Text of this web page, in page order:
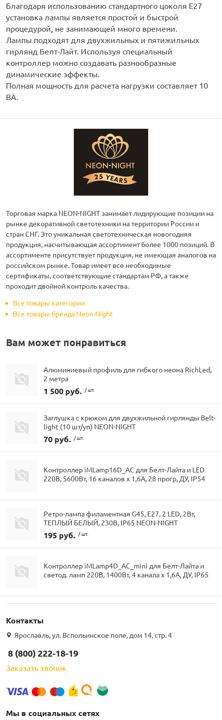
Благодаря использованию стандартного цоколя Е27
установка лампы является простой и быстрой
процедурой, не занимающей много времени.
Лампы подходят для двухжильных и пятижильных
гирлянд Белт-Лайт. Используя специальный
контроллер можно создавать разнообразные
динамические эффекты.
Полная мощность для расчета нагрузки составляет 10
ВА.
Торговая марка NEON-NIGHT занимает лидирующие позиции на
рынке декоративной светотехники на территории России и
стран СНГ. Это уникальная светотехническая новогодняя
продукция, насчитывающая ассортимент более 1000 позиций. В
ассортименте присутствует продукция, не имеющая аналогов на
российском рынке. Товар имеет все необходимые
сертификаты, соответствующие стандартам РФ, а также
проходит двойной контроль качества.
Все товары категории
Все товары бренда Neon-Night
Вам может понравиться
Алюминиевый профиль для гибкого неона RichLed,
2 метра
1 500 руб. / шт.
Заглушка с крюком для двухжильной гирлянды Belt-
light (10 шт/уп) NEON-NIGHT
70 руб. / шт.
Контроллер iMLamp16D_AC для Белт-Лайта и LED
220В, 5600Вт, 16 каналов х 1,6А, 28 прогр, ДУ, IP54
Ретро-лампа филаментная G45, E27, 2 LED, 2Вт,
ТЕПЛЫЙ БЕЛЫЙ, 230В, IP65 NEON-NIGHT
195 руб. / шт.
Контроллер iMLamp4D_AC_mini для Белт-Лайта и
светод. ламп 220В, 1400Вт, 4 канала х 1,6А, ДУ, IP65
Контакты
Ярославль, ул. Вспольинское поле, дом 14, стр. 4
8 (800) 222-18-19
Заказать звонок
Мы в социальных сетях